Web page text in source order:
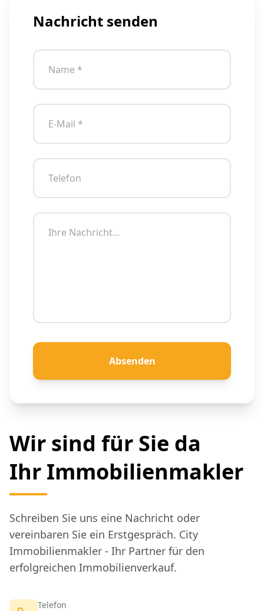
Wir sind für Sie da
Ihr Immobilienmakler
Schreiben Sie uns eine Nachricht oder
vereinbaren Sie ein Erstgespräch. City
Immobilienmakler - Ihr Partner für den
erfolgreichen Immobilienverkauf.
Telefon
Nachricht senden
Absenden